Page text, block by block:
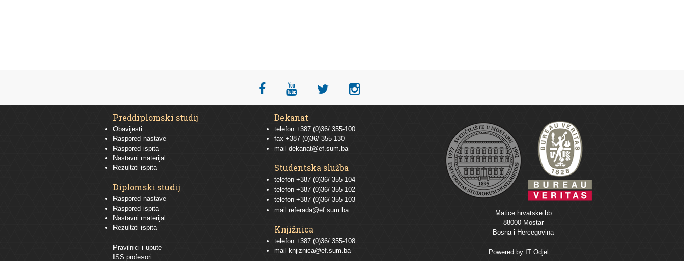
Preddiplomski studij
Obavijesti
Raspored nastave
Raspored ispita
Nastavni materijal
Rezultati ispita
Diplomski studij
Raspored nastave
Raspored ispita
Nastavni materijal
Rezultati ispita
Pravilnici i upute
ISS profesori
Dekanat
telefon +387 (0)36/ 355-100
fax +387 (0)36/ 355-130
mail dekanat@ef.sum.ba
Studentska služba
telefon +387 (0)36/ 355-104
telefon +387 (0)36/ 355-102
telefon +387 (0)36/ 355-103
mail referada@ef.sum.ba
Knjižnica
telefon +387 (0)36/ 355-108
mail
knjiznica@ef.sum.ba
Matice hrvatske bb
88000 Mostar
Bosna i Hercegovina
Powered by IT Odjel